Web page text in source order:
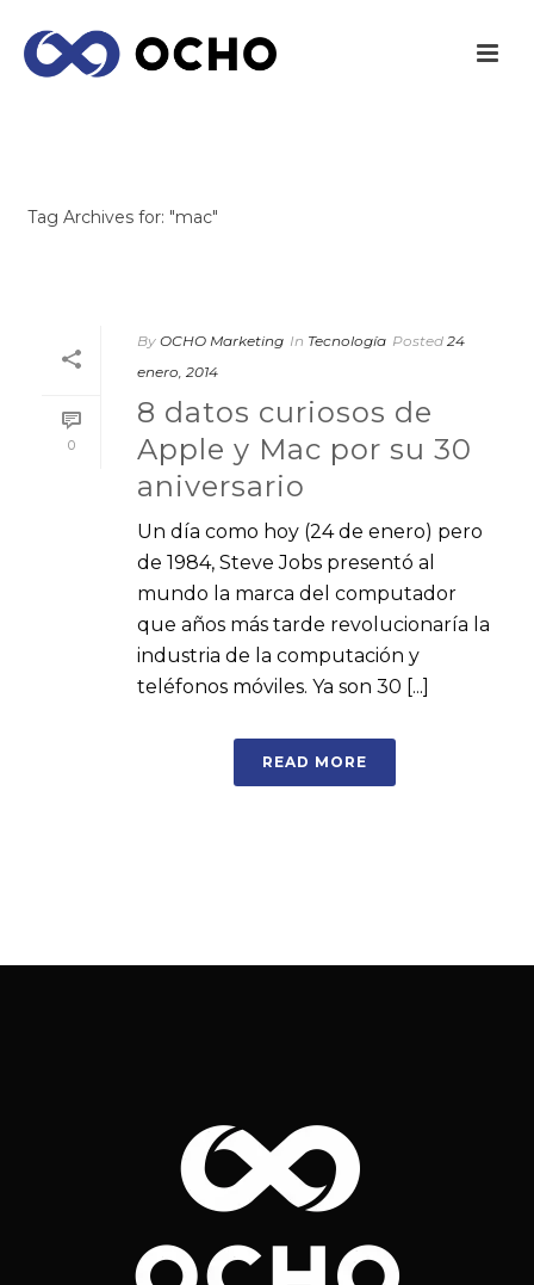
Tag Archives for: "mac"
0
By OCHO Marketing In Tecnología Posted 24
enero, 2014
8 datos curiosos de
Apple y Mac por su 30
aniversario
Un día como hoy (24 de enero) pero
de 1984, Steve Jobs presentó al
mundo la marca del computador
que años más tarde revolucionaría la
industria de la computación y
teléfonos móviles. Ya son 30 [...]
READ MORE